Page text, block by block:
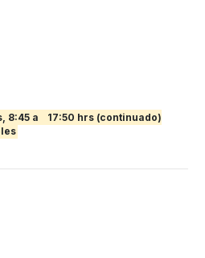
8:45 a
17:50 hrs (continuado)